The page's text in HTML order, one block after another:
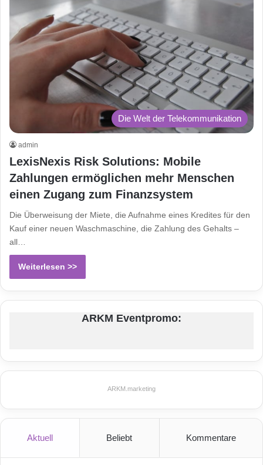
Die Welt der Telekommunikation
admin
LexisNexis Risk Solutions: Mobile
Zahlungen ermöglichen mehr Menschen
einen Zugang zum Finanzsystem
Die Überweisung der Miete, die Aufnahme eines Kredites für den
Kauf einer neuen Waschmaschine, die Zahlung des Gehalts –
all…
Weiterlesen >>
ARKM Eventpromo:
ARKM.marketing
Aktuell Beliebt Kommentare